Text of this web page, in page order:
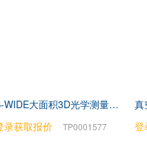
S-WIDE大面积3D光学测量系统
录获取报价
TP0001577
真
登